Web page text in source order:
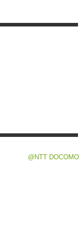
@NTT DOCOMO